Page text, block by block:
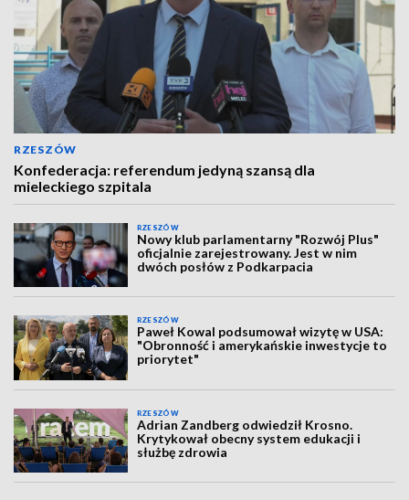
RZESZÓW
Konfederacja: referendum jedyną szansą dla
mieleckiego szpitala
RZESZÓW
Nowy klub parlamentarny "Rozwój Plus"
oficjalnie zarejestrowany. Jest w nim
dwóch posłów z Podkarpacia
RZESZÓW
Paweł Kowal podsumował wizytę w USA:
"Obronność i amerykańskie inwestycje to
priorytet"
RZESZÓW
Adrian Zandberg odwiedził Krosno.
Krytykował obecny system edukacji i
służbę zdrowia